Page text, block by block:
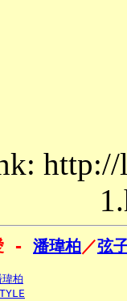
- 潘瑋柏／弦
瑋柏